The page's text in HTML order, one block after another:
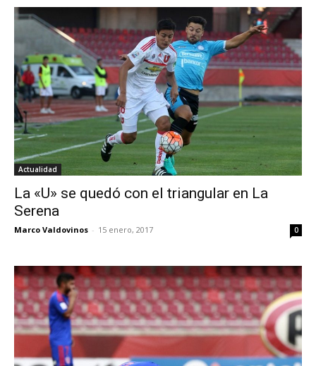
Actualidad
La «U» se quedó con el triangular en La
Serena
Marco Valdovinos - 15 enero, 2017 0